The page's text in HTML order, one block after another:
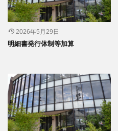
2026年5月29日
明細書発行体制等加算